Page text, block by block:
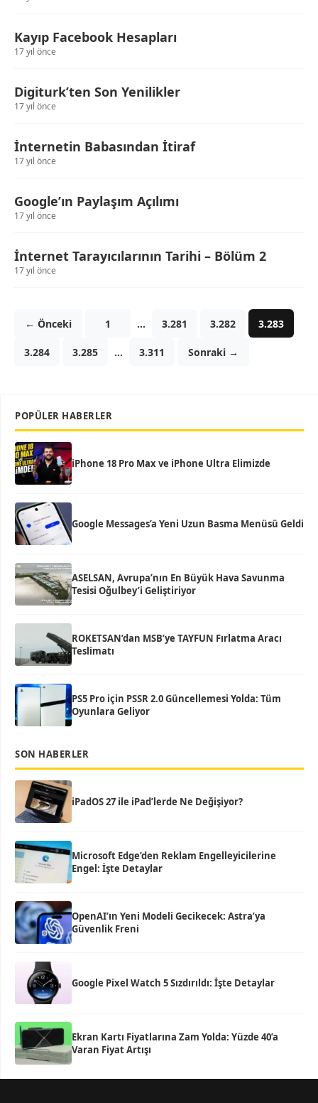
Kayıp Facebook Hesapları
17 yıl önce
Digiturk’ten Son Yenilikler
17 yıl önce
İnternetin Babasından İtiraf
17 yıl önce
Google’ın Paylaşım Açılımı
17 yıl önce
İnternet Tarayıcılarının Tarihi – Bölüm 2
17 yıl önce
← Önceki 1 … 3.281 3.282 3.283
3.284 3.285 … 3.311 Sonraki →
POPÜLER HABERLER
iPhone 18 Pro Max ve iPhone Ultra Elimizde
Google Messages’a Yeni Uzun Basma Menüsü Geldi
ASELSAN, Avrupa’nın En Büyük Hava Savunma
Tesisi Oğulbey’i Geliştiriyor
ROKETSAN’dan MSB’ye TAYFUN Fırlatma Aracı
Teslimatı
PS5 Pro için PSSR 2.0 Güncellemesi Yolda: Tüm
Oyunlara Geliyor
SON HABERLER
iPadOS 27 ile iPad’lerde Ne Değişiyor?
Microsoft Edge’den Reklam Engelleyicilerine
Engel: İşte Detaylar
OpenAI’ın Yeni Modeli Gecikecek: Astra’ya
Güvenlik Freni
Google Pixel Watch 5 Sızdırıldı: İşte Detaylar
Ekran Kartı Fiyatlarına Zam Yolda: Yüzde 40’a
Varan Fiyat Artışı